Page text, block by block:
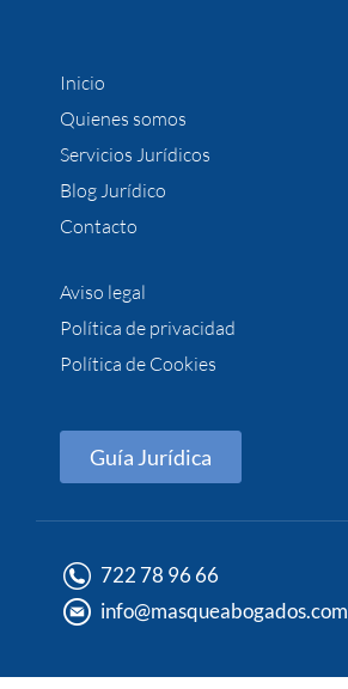
Inicio
Quienes somos
Servicios Jurídicos
Blog Jurídico
Contacto
Aviso legal
Política de privacidad
Política de Cookies
Guía Jurídica
722 78 96 66
info@masqueabogados.com